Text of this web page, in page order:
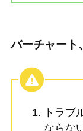
バーチャート
トラブ
ならな